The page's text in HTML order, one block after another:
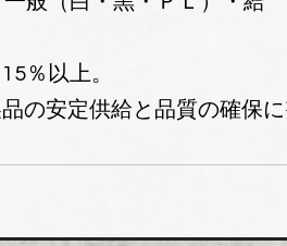
％以上。
の安定供給と品質の確保